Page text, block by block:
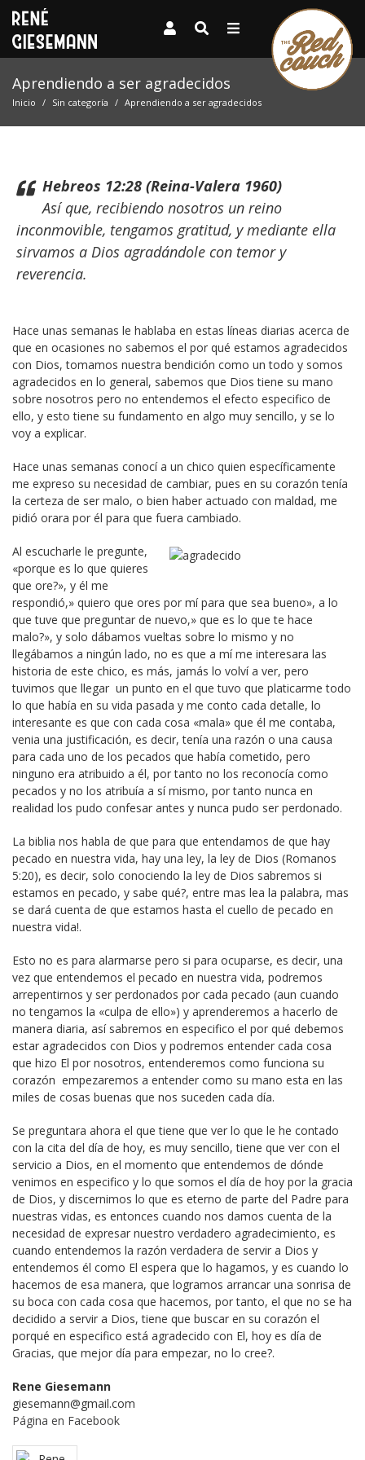
Aprendiendo a ser agradecidos
Inicio Sin categoría Aprendiendo a ser agradecidos
Hebreos 12:28 (Reina-Valera 1960)
Así que, recibiendo nosotros un reino
inconmovible, tengamos gratitud, y mediante ella
sirvamos a Dios agradándole con temor y
reverencia.
Hace unas semanas le hablaba en estas líneas diarias acerca de
que en ocasiones no sabemos el por qué estamos agradecidos
con Dios, tomamos nuestra bendición como un todo y somos
agradecidos en lo general, sabemos que Dios tiene su mano
sobre nosotros pero no entendemos el efecto especifico de
ello, y esto tiene su fundamento en algo muy sencillo, y se lo
voy a explicar.
Hace unas semanas conocí a un chico quien específicamente
me expreso su necesidad de cambiar, pues en su corazón tenía
la certeza de ser malo, o bien haber actuado con maldad, me
pidió orara por él para que fuera cambiado.
Al escucharle le pregunte,
«porque es lo que quieres
que ore?», y él me
respondió,» quiero que ores por mí para que sea bueno», a lo
que tuve que preguntar de nuevo,» que es lo que te hace
malo?», y solo dábamos vueltas sobre lo mismo y no
llegábamos a ningún lado, no es que a mí me interesara las
historia de este chico, es más, jamás lo volví a ver, pero
tuvimos que llegar un punto en el que tuvo que platicarme todo
lo que había en su vida pasada y me conto cada detalle, lo
interesante es que con cada cosa «mala» que él me contaba,
venia una justificación, es decir, tenía una razón o una causa
para cada uno de los pecados que había cometido, pero
ninguno era atribuido a él, por tanto no los reconocía como
pecados y no los atribuía a sí mismo, por tanto nunca en
realidad los pudo confesar antes y nunca pudo ser perdonado.
La biblia nos habla de que para que entendamos de que hay
pecado en nuestra vida, hay una ley, la ley de Dios (Romanos
5:20), es decir, solo conociendo la ley de Dios sabremos si
estamos en pecado, y sabe qué?, entre mas lea la palabra, mas
se dará cuenta de que estamos hasta el cuello de pecado en
nuestra vida!.
Esto no es para alarmarse pero si para ocuparse, es decir, una
vez que entendemos el pecado en nuestra vida, podremos
arrepentirnos y ser perdonados por cada pecado (aun cuando
no tengamos la «culpa de ello») y aprenderemos a hacerlo de
manera diaria, así sabremos en especifico el por qué debemos
estar agradecidos con Dios y podremos entender cada cosa
que hizo El por nosotros, entenderemos como funciona su
corazón empezaremos a entender como su mano esta en las
miles de cosas buenas que nos suceden cada día.
Se preguntara ahora el que tiene que ver lo que le he contado
con la cita del día de hoy, es muy sencillo, tiene que ver con el
servicio a Dios, en el momento que entendemos de dónde
venimos en especifico y lo que somos el día de hoy por la gracia
de Dios, y discernimos lo que es eterno de parte del Padre para
nuestras vidas, es entonces cuando nos damos cuenta de la
necesidad de expresar nuestro verdadero agradecimiento, es
cuando entendemos la razón verdadera de servir a Dios y
entendemos él como El espera que lo hagamos, y es cuando lo
hacemos de esa manera, que logramos arrancar una sonrisa de
su boca con cada cosa que hacemos, por tanto, el que no se ha
decidido a servir a Dios, tiene que buscar en su corazón el
porqué en especifico está agradecido con El, hoy es día de
Gracias, que mejor día para empezar, no lo cree?.
Rene Giesemann
giesemann@gmail.com
Página en Facebook